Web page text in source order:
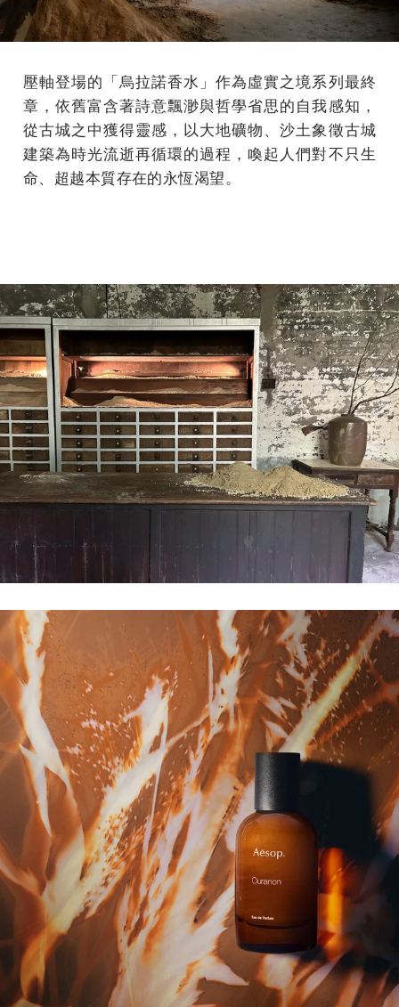
壓軸登場的「烏拉諾香水」作為虛實之境系列最終
章，依舊富含著詩意飄渺與哲學省思的自我感知，
從古城之中獲得靈感，以大地礦物、沙土象徵古城
建築為時光流逝再循環的過程，喚起人們對不只生
命、超越本質存在的永恆渴望。